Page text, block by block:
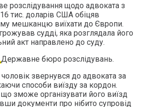
розслідування щодо адвоката з
тис. доларів США обіцяв
мешканцю виїхати до Європи.
судді, яка розглядала його
акт направлено до суду.
Державне бюро розслідувань.
звернувся до адвоката за
способи виїзду за кордон.
зможе організувати його виїзд
документи про нібито супровід